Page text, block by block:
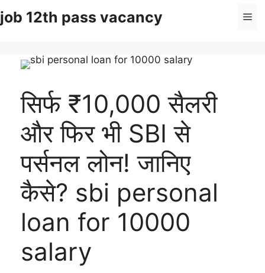
to
job 12th pass vacancy
सिर्फ ₹10,000 सैलरी
और फिर भी SBI से
पर्सनल लोन! जानिए
कैसे? sbi personal
loan for 10000
salary